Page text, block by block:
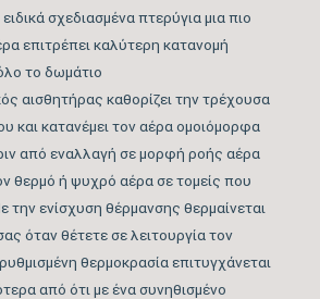
σχεδιασμένα πτερύγια μια πιο
επιτρέπει καλύτερη κατανομή
το δωμάτιο
αισθητήρας καθορίζει την τρέχουσα
και κατανέμει τον αέρα ομοιόμορφα
από εναλλαγή σε μορφή ροής αέρα
θερμό ή ψυχρό αέρα σε τομείς που
την ενίσχυση θέρμανσης θερμαίνεται
όταν θέτετε σε λειτουργία τον
θερμοκρασία επιτυγχάνεται
από ότι με ένα συνηθισμένο
WiFi WIFI ACTIVE
ΝΑΙ
h)
810